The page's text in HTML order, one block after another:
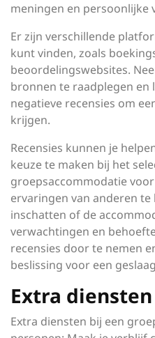
meningen en persoonlijke
Er zijn verschillende
kunt vinden, zoals
beoordelingswebsites.
bronnen te raadplegen en
negatieve recensies om
krijgen.
Recensies kunnen je
keuze te maken bij het
groepsaccommodatie
ervaringen van anderen te
inschatten of de
verwachtingen en
recensies door te nemen
beslissing voor een
Extra diensten
Extra diensten bij een